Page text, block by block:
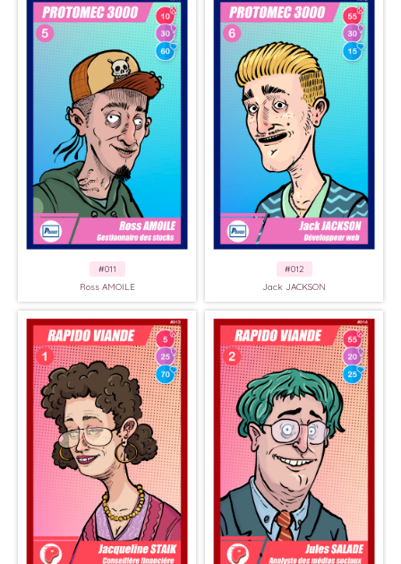
#011
Ross AMOILE
#012
Jack JACKSON